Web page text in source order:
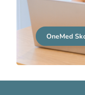
OneMed